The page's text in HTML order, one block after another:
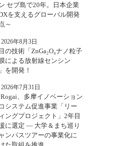
セブ島で20年。日本企業
を支えるグローバル開発
～
2026年8月3日
の技術「ZnGa₂O₄ナノ粒子
による放射線センシン
を開発！
2026年7月31日
、多摩イノベーション
システム促進事業「リー
ングプロジェクト」2年目
に選定 ― 大学＆まち巡り
ンパスツアーの事業化に